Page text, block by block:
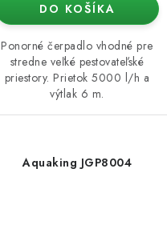
DO KOŠÍKA
Ponorné čerpadlo vhodné pre
stredne veľké pestovateľské
priestory. Prietok 5000 l/h a
výtlak 6 m.
Aquaking JGP8004